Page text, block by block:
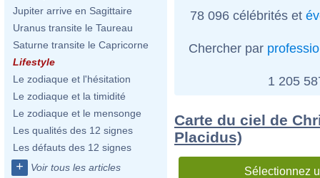
Jupiter arrive en Sagittaire
Uranus transite le Taureau
Saturne transite le Capricorne
Lifestyle
Le zodiaque et l'hésitation
Le zodiaque et la timidité
Le zodiaque et le mensonge
Les qualités des 12 signes
Les défauts des 12 signes
+ Voir tous les articles
78 096 célébrités et
Chercher par
1 205
Carte du ciel de
Placidus)
Sélectionnez